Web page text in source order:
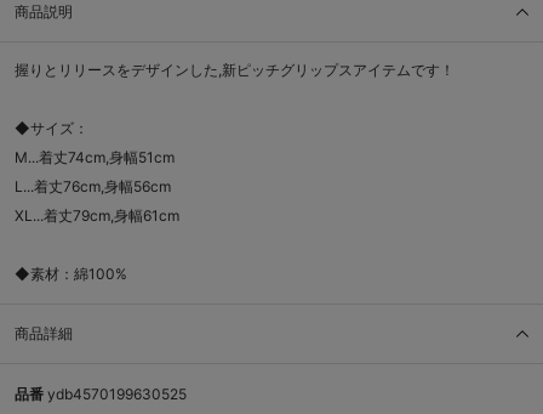
商品説明
握りとリリースをデザインした,新ピッチグリップスアイテムです！
◆サイズ：
M...着丈74cm,身幅51cm
L...着丈76cm,身幅56cm
XL...着丈79cm,身幅61cm
◆素材：綿100%
商品詳細
品番 ydb4570199630525